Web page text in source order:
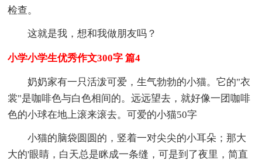
检查。
这就是我，想和我做朋友吗？
小学小学生优秀作文300字 篇4
奶奶家有一只活泼可爱，生气勃勃的小猫。它的"衣
裳"是咖啡色与白色相间的。远远望去，就好像一团咖啡
色的小球在地上滚来滚去。可爱的小猫50字
小猫的脑袋圆圆的，竖着一对尖尖的小耳朵；那大
大的'眼睛，白天总是眯成一条缝，可是到了夜里，简直